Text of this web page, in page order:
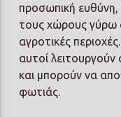
προσωπική ευθύνη,
τους χώρους γύρω
αγροτικές
αυτοί λειτουργούν
και μπορούν να
φωτιάς.